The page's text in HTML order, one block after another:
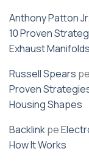
Anthony Patton Jr.
10 Proven
Exhaust Manifolds
Russell Spears pe
Proven
Housing Shapes
Backlinkpe
How It Works